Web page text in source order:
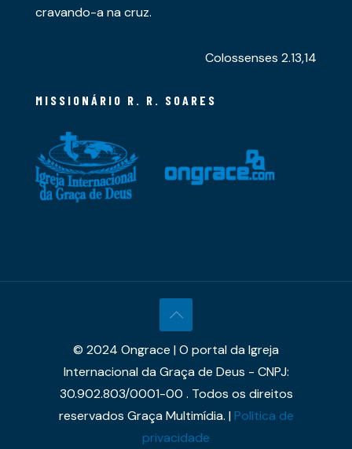
cravando-a na cruz.
Colossenses 2.13,14
MISSIONÁRIO R. R. SOARES
© 2024 Ongrace | O portal da Igreja
Internacional da Graça de Deus - CNPJ:
30.902.803/0001-00 . Todos os direitos
reservados Graça Multimídia. |Política de
privacidade